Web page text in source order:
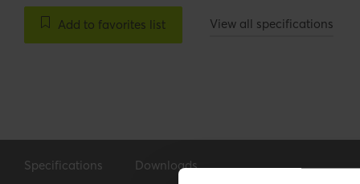
Add to favorites list View all specifications
Specifications Downloads